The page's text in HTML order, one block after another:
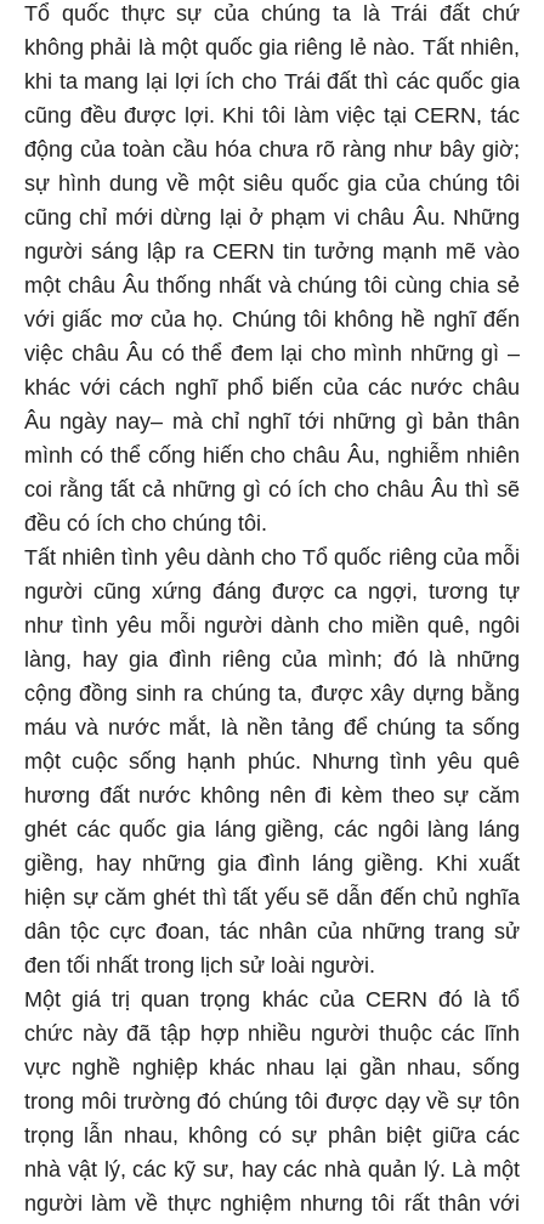
Tổ quốc thực sự của chúng ta là Trái đất chứ
không phải là một quốc gia riêng lẻ nào. Tất nhiên,
khi ta mang lại lợi ích cho Trái đất thì các quốc gia
cũng đều được lợi. Khi tôi làm việc tại CERN, tác
động của toàn cầu hóa chưa rõ ràng như bây giờ;
sự hình dung về một siêu quốc gia của chúng tôi
cũng chỉ mới dừng lại ở phạm vi châu Âu. Những
người sáng lập ra CERN tin tưởng mạnh mẽ vào
một châu Âu thống nhất và chúng tôi cùng chia sẻ
với giấc mơ của họ. Chúng tôi không hề nghĩ đến
việc châu Âu có thể đem lại cho mình những gì –
khác với cách nghĩ phổ biến của các nước châu
Âu ngày nay– mà chỉ nghĩ tới những gì bản thân
mình có thể cống hiến cho châu Âu, nghiễm nhiên
coi rằng tất cả những gì có ích cho châu Âu thì sẽ
đều có ích cho chúng tôi.
Tất nhiên tình yêu dành cho Tổ quốc riêng của mỗi
người cũng xứng đáng được ca ngợi, tương tự
như tình yêu mỗi người dành cho miền quê, ngôi
làng, hay gia đình riêng của mình; đó là những
cộng đồng sinh ra chúng ta, được xây dựng bằng
máu và nước mắt, là nền tảng để chúng ta sống
một cuộc sống hạnh phúc. Nhưng tình yêu quê
hương đất nước không nên đi kèm theo sự căm
ghét các quốc gia láng giềng, các ngôi làng láng
giềng, hay những gia đình láng giềng. Khi xuất
hiện sự căm ghét thì tất yếu sẽ dẫn đến chủ nghĩa
dân tộc cực đoan, tác nhân của những trang sử
đen tối nhất trong lịch sử loài người.
Một giá trị quan trọng khác của CERN đó là tổ
chức này đã tập hợp nhiều người thuộc các lĩnh
vực nghề nghiệp khác nhau lại gần nhau, sống
trong môi trường đó chúng tôi được dạy về sự tôn
trọng lẫn nhau, không có sự phân biệt giữa các
nhà vật lý, các kỹ sư, hay các nhà quản lý. Là một
người làm về thực nghiệm nhưng tôi rất thân với